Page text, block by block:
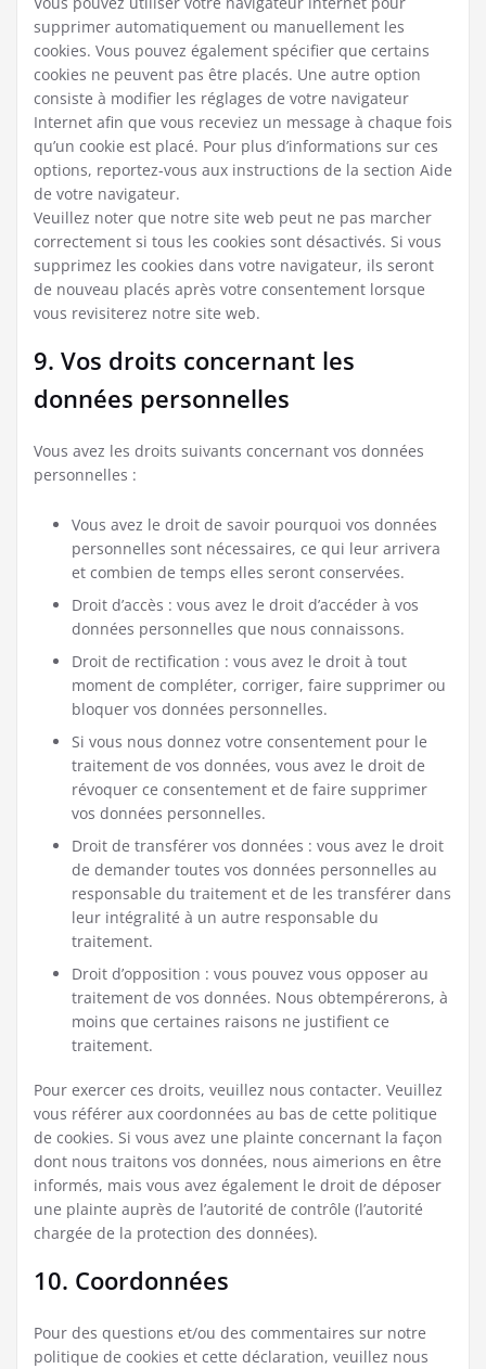
supprimer automatiquement ou manuellement les
cookies. Vous pouvez également spécifier que certains
cookies ne peuvent pas être placés. Une autre option
consiste à modifier les réglages de votre navigateur
Internet afin que vous receviez un message à chaque fois
qu’un cookie est placé. Pour plus d’informations sur ces
options, reportez-vous aux instructions de la section Aide
de votre navigateur.
Veuillez noter que notre site web peut ne pas marcher
correctement si tous les cookies sont désactivés. Si vous
supprimez les cookies dans votre navigateur, ils seront
de nouveau placés après votre consentement lorsque
vous revisiterez notre site web.
9. Vos droits concernant les
données personnelles
Vous avez les droits suivants concernant vos données
personnelles :
Vous avez le droit de savoir pourquoi vos données
personnelles sont nécessaires, ce qui leur arrivera
et combien de temps elles seront conservées.
Droit d’accès : vous avez le droit d’accéder à vos
données personnelles que nous connaissons.
Droit de rectification : vous avez le droit à tout
moment de compléter, corriger, faire supprimer ou
bloquer vos données personnelles.
Si vous nous donnez votre consentement pour le
traitement de vos données, vous avez le droit de
révoquer ce consentement et de faire supprimer
vos données personnelles.
Droit de transférer vos données : vous avez le droit
de demander toutes vos données personnelles au
responsable du traitement et de les transférer dans
leur intégralité à un autre responsable du
traitement.
Droit d’opposition : vous pouvez vous opposer au
traitement de vos données. Nous obtempérerons, à
moins que certaines raisons ne justifient ce
traitement.
Pour exercer ces droits, veuillez nous contacter. Veuillez
vous référer aux coordonnées au bas de cette politique
de cookies. Si vous avez une plainte concernant la façon
dont nous traitons vos données, nous aimerions en être
informés, mais vous avez également le droit de déposer
une plainte auprès de l’autorité de contrôle (l’autorité
chargée de la protection des données).
10. Coordonnées
Pour des questions et/ou des commentaires sur notre
politique de cookies et cette déclaration, veuillez nous